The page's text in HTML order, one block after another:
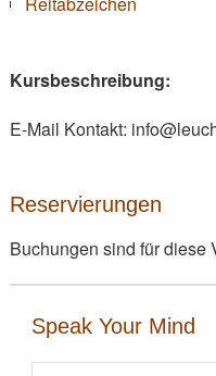
Kursbeschreibung:
E-Mail Kontakt:
Reservierungen
Buchungen sind für diese
Speak Your Mind